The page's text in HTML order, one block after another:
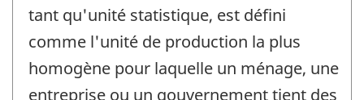
tant qu'unité statistique, est défini
comme l'unité de production la plus
homogène pour laquelle un ménage, une
entreprise ou un gouvernement tient des